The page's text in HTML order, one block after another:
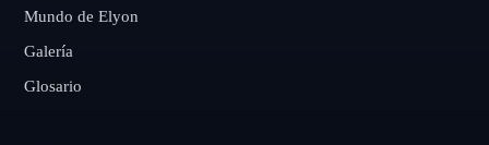
Mundo de Elyon
Galería
Glosario